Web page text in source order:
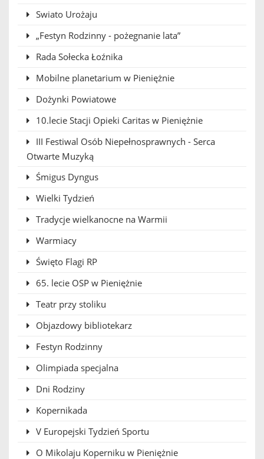
Swiato Urożaju
„Festyn Rodzinny - pożegnanie lata”
Rada Sołecka Łoźnika
Mobilne planetarium w Pieniężnie
Dożynki Powiatowe
10.lecie Stacji Opieki Caritas w Pieniężnie
III Festiwal Osób Niepełnosprawnych - Serca
Otwarte Muzyką
Śmigus Dyngus
Wielki Tydzień
Tradycje wielkanocne na Warmii
Warmiacy
Święto Flagi RP
65. lecie OSP w Pieniężnie
Teatr przy stoliku
Objazdowy bibliotekarz
Festyn Rodzinny
Olimpiada specjalna
Dni Rodziny
Kopernikada
V Europejski Tydzień Sportu
O Mikolaju Koperniku w Pieniężnie